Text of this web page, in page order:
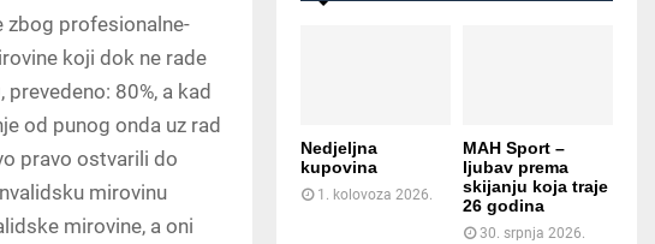
zbog profesionalne-
koji dok ne rade
80%, a kad
od punog onda uz rad
pravo ostvarili do
mirovinu
mirovine, a oni
Nedjeljna
kupovina
1. kolovoza 2026.
MAH Sport –
ljubav prema
skijanju koja traje
26 godina
30. srpnja 2026.